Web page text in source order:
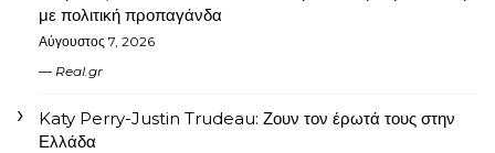
με πολιτική προπαγάνδα
Αύγουστος 7, 2026
Real.gr
Katy Perry-Justin Trudeau: Ζουν τον έρωτά τους στην
Ελλάδα